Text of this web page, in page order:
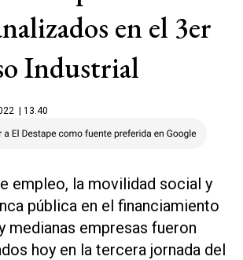
en el 3er
Industrial
| 13.40
empleo, la movilidad social y
pública en el financiamiento
medianas empresas fueron
hoy en la tercera jornada del